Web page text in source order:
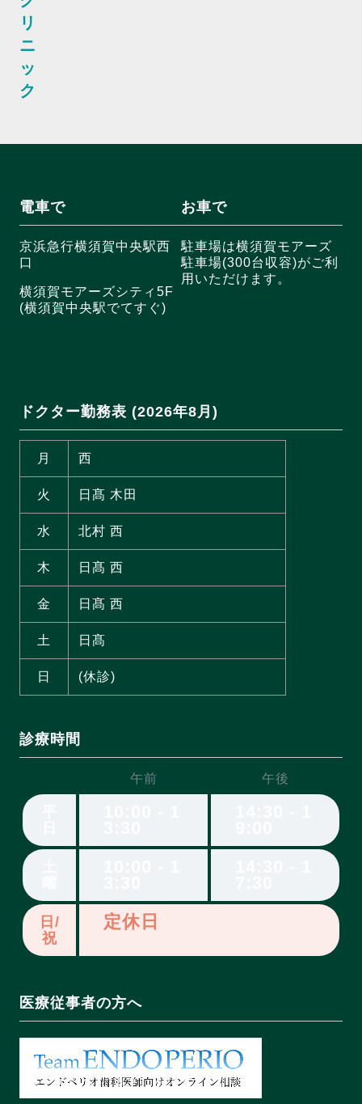
リ
ニ
ッ
ク
電車で
京浜急行横須賀中央駅西
口
横須賀モアーズシティ5F
(横須賀中央駅でてすぐ)
お車で
駐車場は横須賀モアーズ
駐車場(300台収容)がご利
用いただけます。
ドクター勤務表 (2026年8月)
月 西
火 日髙 木田
水 北村 西
木 日髙 西
金 日髙 西
土 日髙
日 (休診)
診療時間
午前 午後
日/
祝
定休日
医療従事者の方へ